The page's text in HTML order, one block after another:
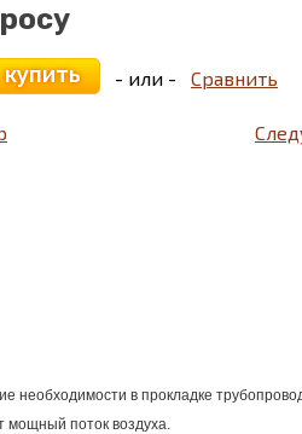
купить - или - Сравнить
необходимости в прокладке
мощный поток воздуха.